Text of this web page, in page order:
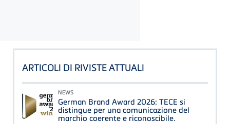
ARTICOLI DI RIVISTE ATTUALI
NEWS
German Brand Award 2026: TECE si
distingue per una comunicazione del
marchio coerente e riconoscibile.